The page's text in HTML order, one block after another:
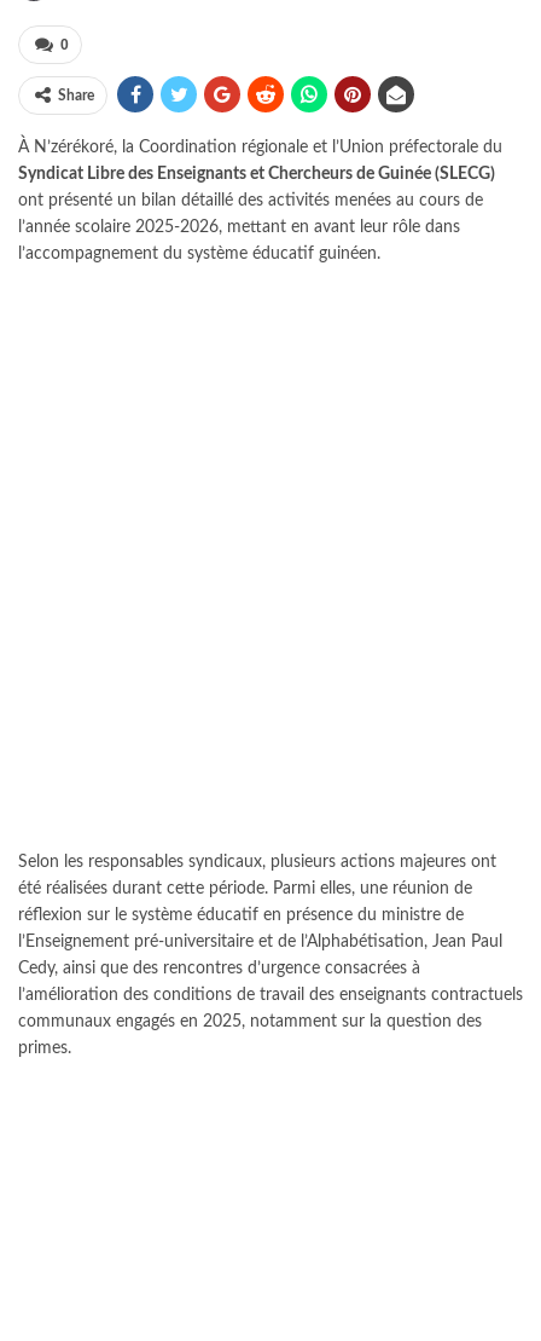
0
Share
À N’zérékoré, la Coordination régionale et l’Union préfectorale du
Syndicat Libre des Enseignants et Chercheurs de Guinée (SLECG)
ont présenté un bilan détaillé des activités menées au cours de
l’année scolaire 2025-2026, mettant en avant leur rôle dans
l’accompagnement du système éducatif guinéen.
Selon les responsables syndicaux, plusieurs actions majeures ont
été réalisées durant cette période. Parmi elles, une réunion de
réflexion sur le système éducatif en présence du ministre de
l’Enseignement pré-universitaire et de l’Alphabétisation, Jean Paul
Cedy, ainsi que des rencontres d’urgence consacrées à
l’amélioration des conditions de travail des enseignants contractuels
communaux engagés en 2025, notamment sur la question des
primes.